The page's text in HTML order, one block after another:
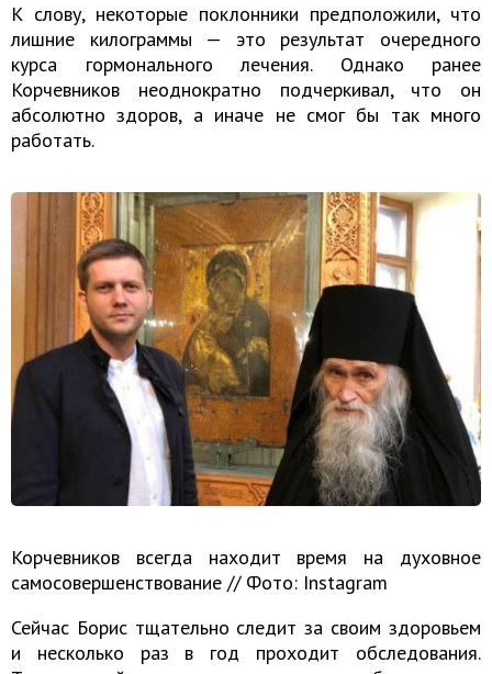
К слову, некоторые поклонники предположили, что
лишние килограммы — это результат очередного
курса гормонального лечения. Однако ранее
Корчевников неоднократно подчеркивал, что он
абсолютно здоров, а иначе не смог бы так много
работать.
Корчевников всегда находит время на духовное
самосовершенствование // Фото: Instagram
Сейчас Борис тщательно следит за своим здоровьем
и несколько раз в год проходит обследования.